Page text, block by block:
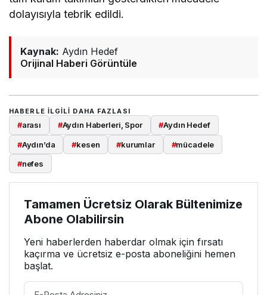
dolayısıyla tebrik edildi.
Kaynak: Aydın Hedef
Orijinal Haberi Görüntüle
HABERLE ILGILI DAHA FAZLASI
#arası #Aydın Haberleri, Spor #Aydın Hedef
#Aydın’da #kesen #kurumlar #mücadele
#nefes
Tamamen Ücretsiz Olarak Bültenimize
Abone Olabilirsin
Yeni haberlerden haberdar olmak için fırsatı
kaçırma ve ücretsiz e-posta aboneliğini hemen
başlat.